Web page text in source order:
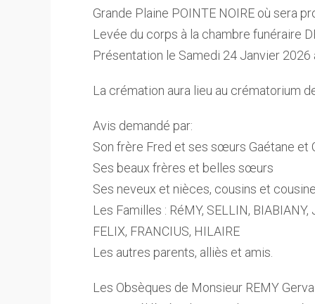
Grande Plaine POINTE NOIRE où sera
Levée du corps à la chambre funéraire
Présentation le Samedi 24 Janvier 2026
La crémation aura lieu au crématorium
Avis demandé par:
Son frère Fred et ses sœurs Gaétane et
Ses beaux frères et belles sœurs
Ses neveux et nièces, cousins et
Les Familles : RéMY, SELLIN, BIABIANY,
FELIX, FRANCIUS, HILAIRE
Les autres parents, alliès et amis.
Les Obsèques de Monsieur REMY